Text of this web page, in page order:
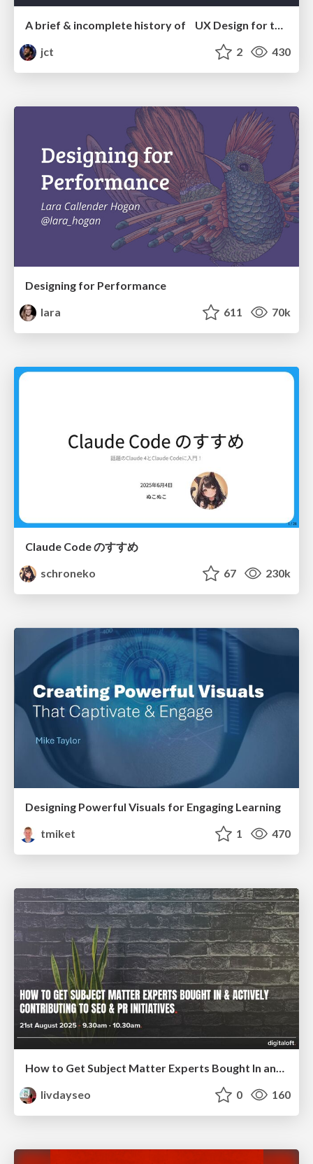
A brief & incomplete history of UX Design for the World Wide Web: 1989–2019
jct
2 430
Designing for Performance
lara
611 70k
Claude Code のすすめ
schroneko
67 230k
Designing Powerful Visuals for Engaging Learning
tmiket
1 470
livdayseo
0 160